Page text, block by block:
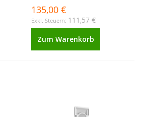
135,00 €
111,57 €
Zum Warenkorb